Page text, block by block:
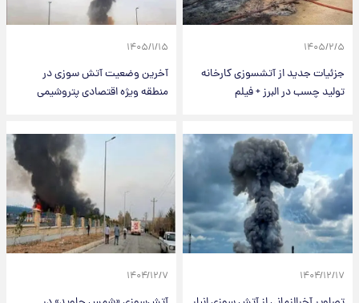
۱۴۰۵/۲/۵
جزئیات جدید از آتشسوزی کارخانه
تولید چسب در البرز + فیلم
۱۴۰۵/۱/۱۵
آخرین وضعیت آتش سوزی در
منطقه ویژه اقتصادی پتروشیمی
۱۴۰۴/۱۲/۱۷ ۱۴۰۴/۱۲/۷